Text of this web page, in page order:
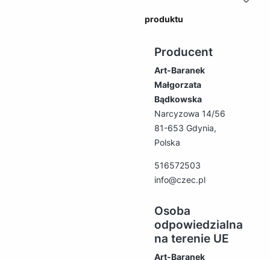
produktu
Producent
Art-Baranek
Małgorzata
Bądkowska
Narcyzowa 14/56
81-653 Gdynia,
Polska
516572503
info@czec.pl
Osoba
odpowiedzialna
na terenie UE
Art-Baranek